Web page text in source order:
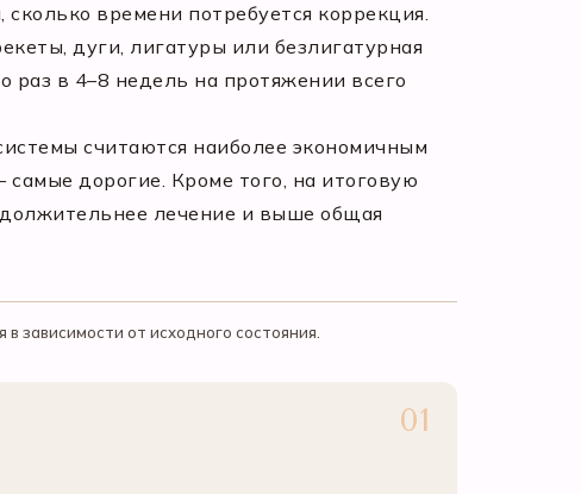
времени потребуется коррекция.
дуги, лигатуры или безлигатурная
раз в 4–8 недель на протяжении всего
считаются наиболее экономичным
дорогие. Кроме того, на итоговую
лечение и выше общая
зависимости от исходного состояния.